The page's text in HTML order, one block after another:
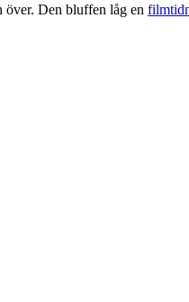
över. Den bluffen låg en